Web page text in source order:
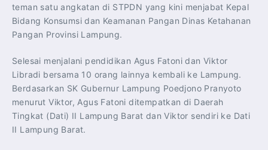
teman satu angkatan di STPDN yang kini menjabat Kepal
Bidang Konsumsi dan Keamanan Pangan Dinas Ketahanan
Pangan Provinsi Lampung.
Selesai menjalani pendidikan Agus Fatoni dan Viktor
Libradi bersama 10 orang lainnya kembali ke Lampung.
Berdasarkan SK Gubernur Lampung Poedjono Pranyoto
menurut Viktor, Agus Fatoni ditempatkan di Daerah
Tingkat (Dati) II Lampung Barat dan Viktor sendiri ke Dati
II Lampung Barat.